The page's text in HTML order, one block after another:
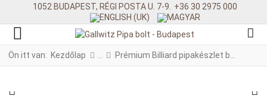
1052 BUDAPEST, RÉGI POSTA U. 7-9. +36 30 2975 000
Ön itt van: Kezdőlap Prémium Billiard pipakészlet bőr tokban - pipagyújtóval